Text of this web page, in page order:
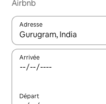
Airbnb
Adresse
Lorsque les résultats
Arrivée
Départ